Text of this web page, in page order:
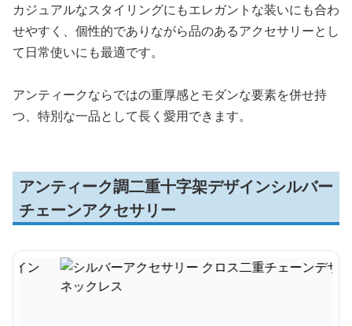
カジュアルなスタイリングにもエレガントな装いにも合わ
せやすく、個性的でありながら品のあるアクセサリーとし
て日常使いにも最適です。
アンティークならではの重厚感とモダンな要素を併せ持
つ、特別な一品として長く愛用できます。
アンティーク調二重十字架デザインシルバー
チェーンアクセサリー